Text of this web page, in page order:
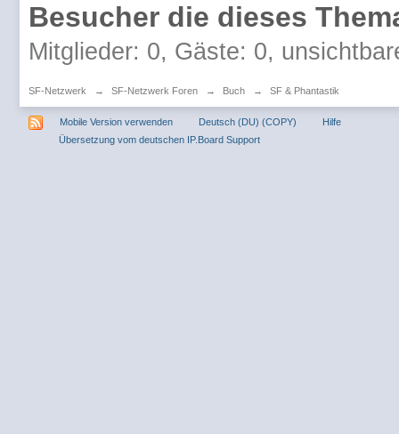
Besucher die dieses
Mitglieder: 0, Gäste: 0,
SF-Netzwerk → SF-Netzwerk Foren → Buch → SF & Phantastik
Mobile Version verwenden Deutsch (DU) (COPY)
Hilfe
Übersetzung vom deutschen IP.Board Support